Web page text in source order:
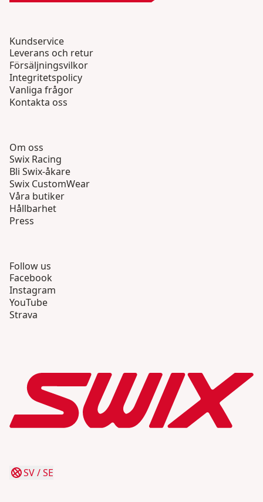
Kundservice
Leverans och retur
Försäljningsvilkor
Integritetspolicy
Vanliga frågor
Kontakta oss
Om oss
Swix Racing
Bli Swix-åkare
Swix CustomWear
Våra butiker
Hållbarhet
Press
Follow us
Facebook
Instagram
YouTube
Strava
SV/SE